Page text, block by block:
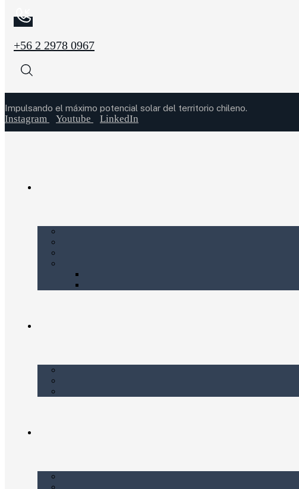
+56 2 2978 0967
Impulsando el máximo potencial solar del territorio chileno.
Instagram Youtube LinkedIn